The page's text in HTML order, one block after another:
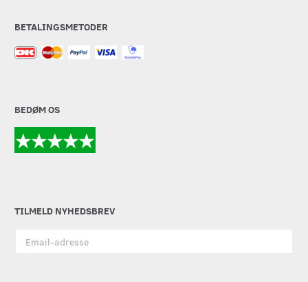
BETALINGSMETODER
BEDØM OS
TILMELD NYHEDSBREV
adresse